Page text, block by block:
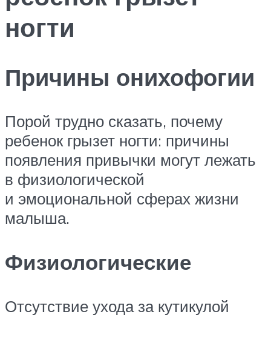
ногти
Причины онихофогии
Порой трудно сказать, почему
ребенок грызет ногти: причины
появления привычки могут лежать
в физиологической
и эмоциональной сферах жизни
малыша.
Физиологические
Отсутствие ухода за кутикулой